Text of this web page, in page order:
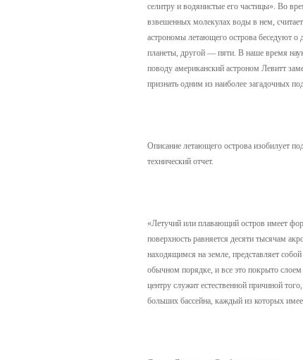
селитру и водянистые его частицы». Во
взвешенных молекулах воды в нем,
астрономы летающего острова беседуют о
планеты, другой — пяти. В наше время
поводу американский астроном Левитт
признать одним из наиболее загадочных
Описание летающего острова изобилует
технический отчет.
«Летучий или плавающий остров имеет
поверхность равняется десяти тысячам
находящимся на земле, представляет
обычном порядке, и все это покрыто слоем
центру служит естественной причиной
больших бассейна, каждый из которых